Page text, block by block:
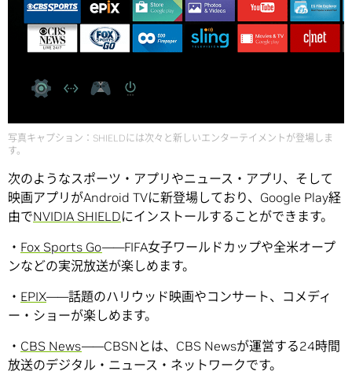
写真キャプション：SHIELDには次々と新しいエンターテイメントが登場しま
す。
次のようなスポーツ・アプリやニュース・アプリ、そして
映画アプリがAndroid TVに新登場しており、Google Play経
由でNVIDIA SHIELDにインストールすることができます。
・ Fox Sports Go――FIFA女子ワールドカップや全米オープ
ンなどの実況放送が楽しめます。
・ EPIX――話題のハリウッド映画やコンサート、コメディ
ー・ショーが楽しめます。
・ CBS News――CBSNとは、CBS Newsが運営する24時間
放送のデジタル・ニュース・ネットワークです。